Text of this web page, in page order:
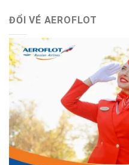
ĐỔI VÉ AEROFLOT